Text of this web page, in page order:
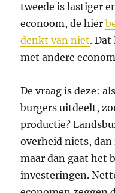
tweede is lastiger
econoom, de hier
denkt van niet.
met andere
De vraag is deze:
burgers uitdeelt,
productie?
overheid niets, dan
maar dan gaat het
investeringen.